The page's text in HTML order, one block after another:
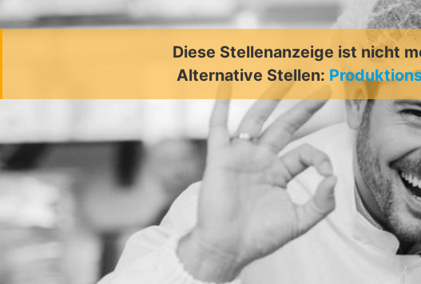
Diese Stellenanzeige ist nicht
Alternative Stellen: